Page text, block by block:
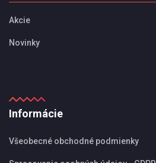
Akcie
Novinky
Informácie
Všeobecné obchodné podmienky